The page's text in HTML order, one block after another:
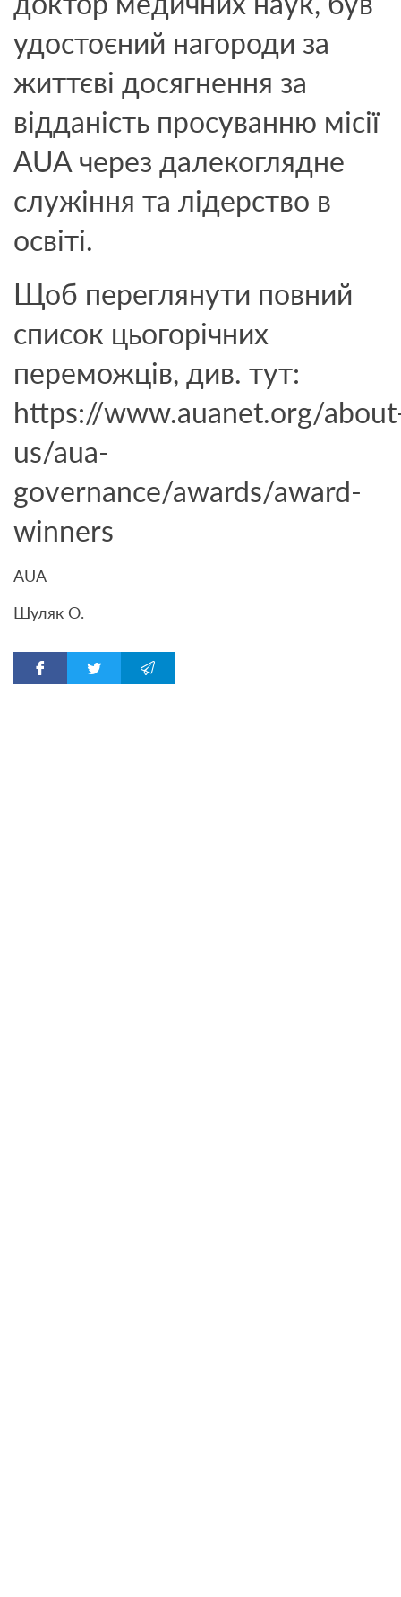
удостоєний нагороди за
життєві досягнення за
відданість просуванню місії
AUA через далекоглядне
служіння та лідерство в
освіті.
Щоб переглянути повний
список цьогорічних
переможців, див. тут:
https://www.auanet.org/
us/aua-
governance/awards/award-
winners
AUA
Шуляк О.